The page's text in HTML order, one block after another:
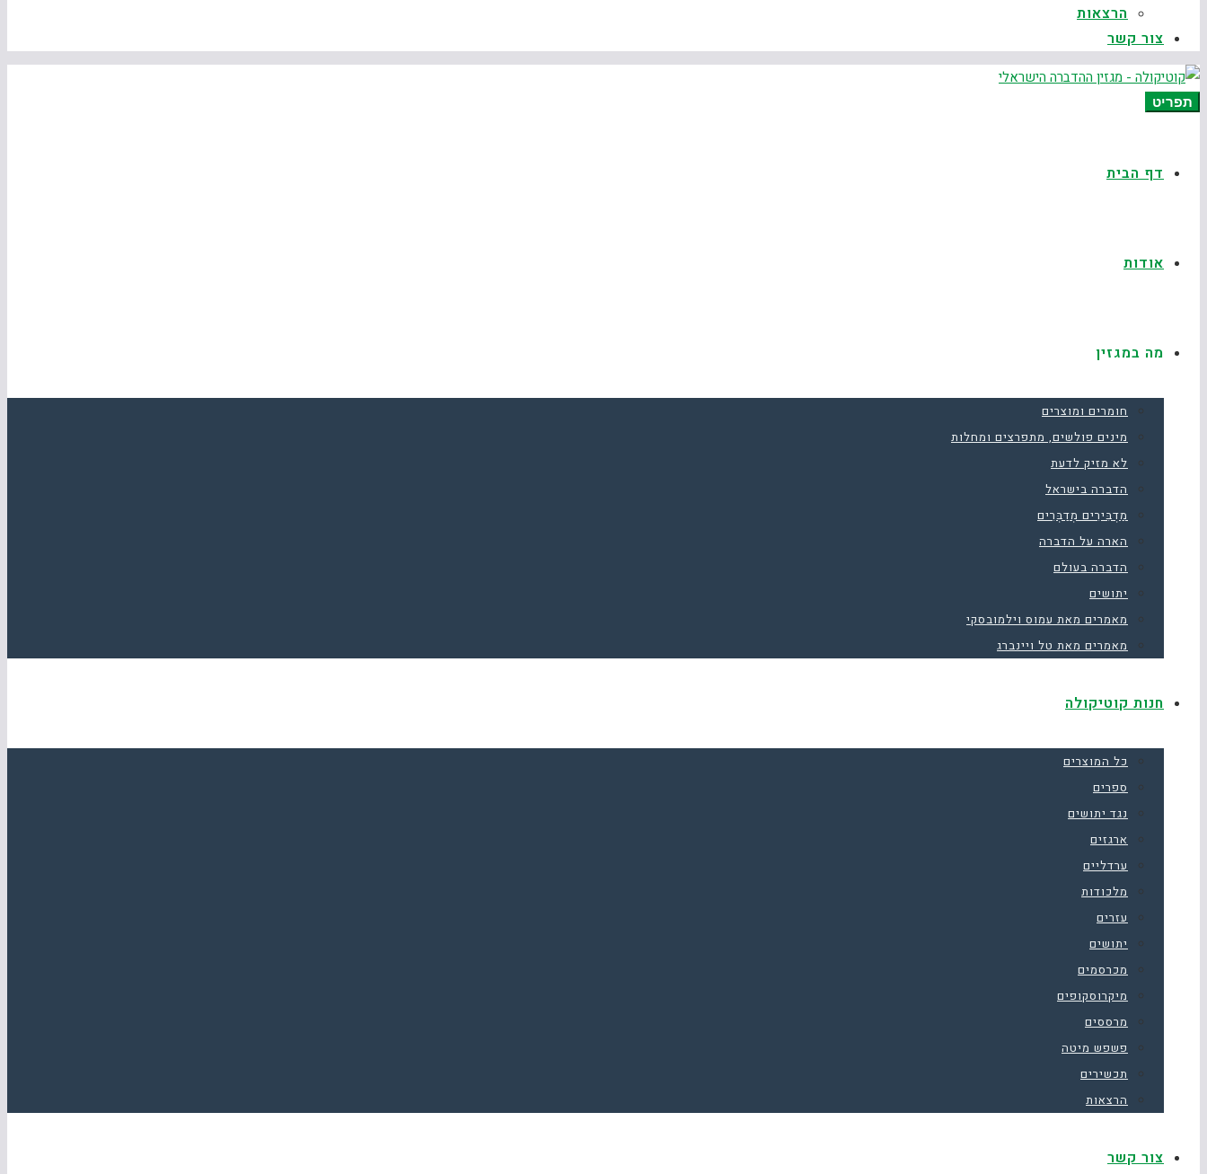
הרצאות
צור קשר
תפריט
דף הבית
אודות
מה במגזין
חומרים ומוצרים
מינים פולשים, מתפרצים ומחלות
לא מזיק לדעת
הדברה בישראל
מַדְבִּירִים מְדַבְּרִים
הארה על הדברה
הדברה בעולם
יתושים
מאמרים מאת עמוס וילמובסקי
מאמרים מאת טל ויינברג
חנות קוטיקולה
כל המוצרים
ספרים
נגד יתושים
ארגזים
ערדליים
מלכודות
עזרים
יתושים
מכרסמים
מיקרוסקופים
מרססים
פשפש מיטה
תכשירים
הרצאות
צור קשר